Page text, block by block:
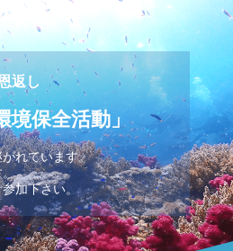
返し
保全活動」
れています。
。
加下さい。